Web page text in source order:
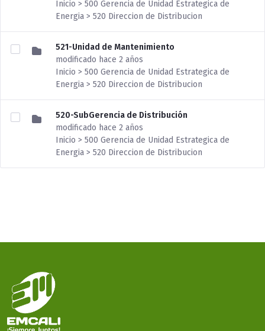
Inicio > 500 Gerencia de Unidad Estrategica de
Energia > 520 Direccion de Distribucion
521-Unidad de Mantenimiento
modificado hace 2 años
Inicio > 500 Gerencia de Unidad Estrategica de
Energia > 520 Direccion de Distribucion
520-SubGerencia de Distribución
modificado hace 2 años
Inicio > 500 Gerencia de Unidad Estrategica de
Energia > 520 Direccion de Distribucion